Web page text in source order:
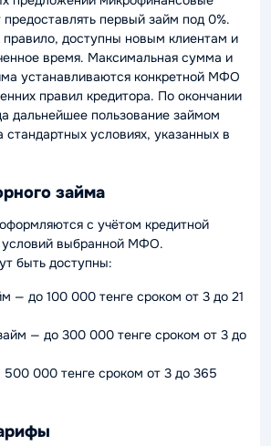
предоставлять первый займ под 0%.
правило, доступны новым клиентам и
время. Максимальная сумма и
устанавливаются конкретной МФО
правил кредитора. По окончании
дальнейшее пользование займом
стандартных условиях, указанных в
займа
с учётом кредитной
условий выбранной МФО.
быть доступны:
— до 100 000 тенге сроком от 3 до 21
— до 300 000 тенге сроком от 3 до
000 тенге сроком от 3 до 365